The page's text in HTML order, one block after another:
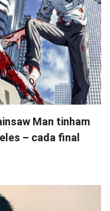
Man tinham
– cada final